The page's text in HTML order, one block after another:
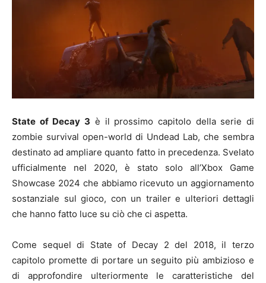
State of Decay 3 è il prossimo capitolo della serie di
zombie survival open-world di Undead Lab, che sembra
destinato ad ampliare quanto fatto in precedenza. Svelato
ufficialmente nel 2020, è stato solo all’Xbox Game
Showcase 2024 che abbiamo ricevuto un aggiornamento
sostanziale sul gioco, con un trailer e ulteriori dettagli
che hanno fatto luce su ciò che ci aspetta.
Come sequel di State of Decay 2 del 2018, il terzo
capitolo promette di portare un seguito più ambizioso e
di approfondire ulteriormente le caratteristiche del